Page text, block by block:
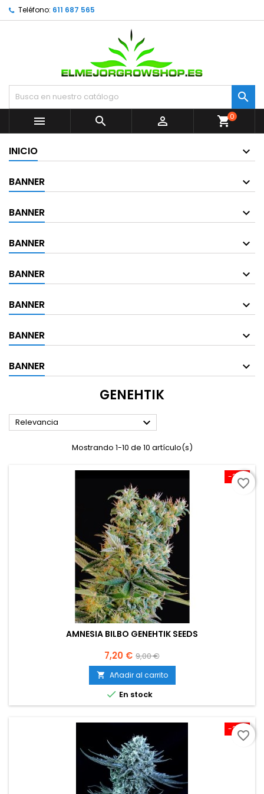
Teléfono: 611 687 565


  shopping_cart0
INICIO
BANNER
BANNER
BANNER
BANNER
BANNER
BANNER
BANNER
GENEHTIK
Relevancia 
Mostrando 1-10 de 10 artículo(s)
-20%
AMNESIA BILBO GENEHTIK SEEDS
Precio
7,20 € Precio
base
9,00 €
 Añadir al carrito
 En stock
favorite_border
-20%
favorite_border